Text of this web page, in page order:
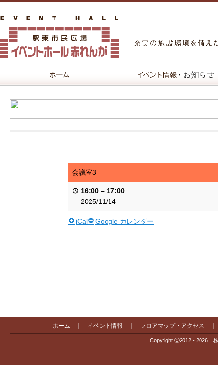
会議室3
16:00 – 17:00
2025/11/14
iCal Google カレンダー
ホーム イベント情報 フロアマップ・アクセス
Copyright Ⓒ2012 - 2026 株